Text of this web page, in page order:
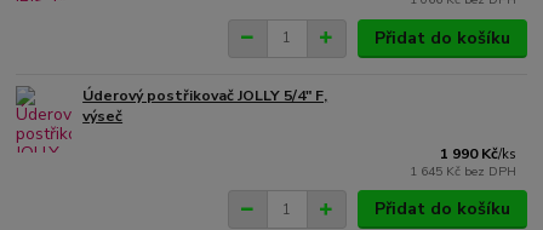
Přidat do košíku
Úderový postřikovač JOLLY 5/4" F,
výseč
1 990 Kč/ks
1 645 Kč bez DPH
Přidat do košíku